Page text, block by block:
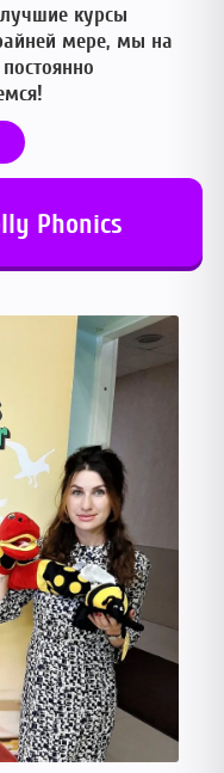
курсы
мере, мы на
Phonics